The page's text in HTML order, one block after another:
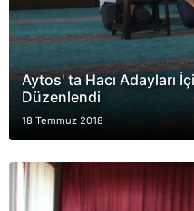
Aytos' ta Hacı Adayları
Düzenlendi
18 Temmuz 2018